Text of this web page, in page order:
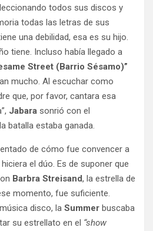
todos sus discos y
todas las letras de sus
una debilidad, esa es su hijo.
tiene. Incluso había llegado a
Street (Barrio Sésamo)”
mucho. Al escuchar como
que, por favor, cantara esa
Jabara sonrió con el
batalla estaba ganada.
de cómo fue convencer a
el dúo. Es de suponer que
Barbra Streisand, la estrella de
momento, fue suficiente.
disco, la Summer buscaba
su estrellato en el “show